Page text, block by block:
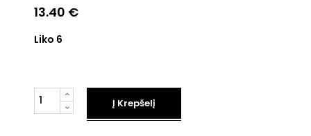
13.40 €
Liko 6
Kiekis
Į Krepšelį